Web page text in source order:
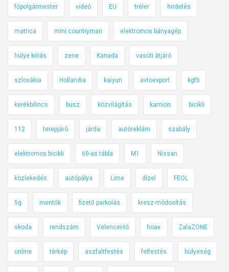
főpolgármester videó EU tréler hirdetés
matrica mini countryman elektromos bányagép
hülye kiírás zene Kanada vasúti átjáró
szlovákia Hollandia kaiyun avtoexport kgfb
kerékbilincs busz közvilágítás kamion bicikli
112 terepjáró járda autóreklám szabály
elektromos bicikli 60-as tábla M1 Nissan
közlekedés autópálya Lime dízel FEOL
5g mentők fizető parkolás kresz-módosítás
skoda rendszám Velencei-tó hoax ZalaZONE
online térkép aszfaltfestés felfestés hülyeség